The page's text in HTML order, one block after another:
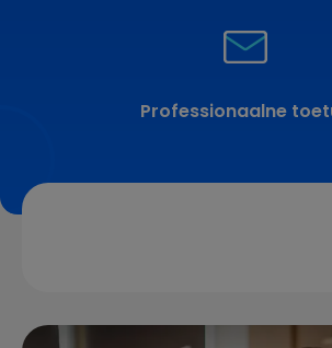
Professionaalne